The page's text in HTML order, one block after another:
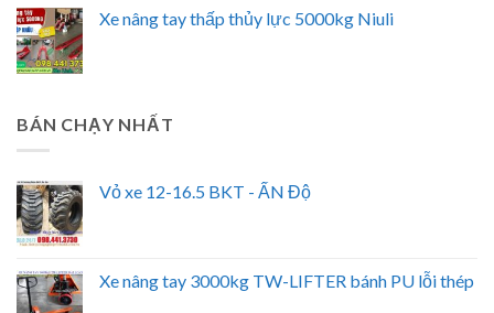
Xe nâng tay thấp thủy lực 5000kg Niuli
BÁN CHẠY NHẤT
Vỏ xe 12-16.5 BKT - ẤN Độ
Xe nâng tay 3000kg TW-LIFTER bánh PU lỗi thép